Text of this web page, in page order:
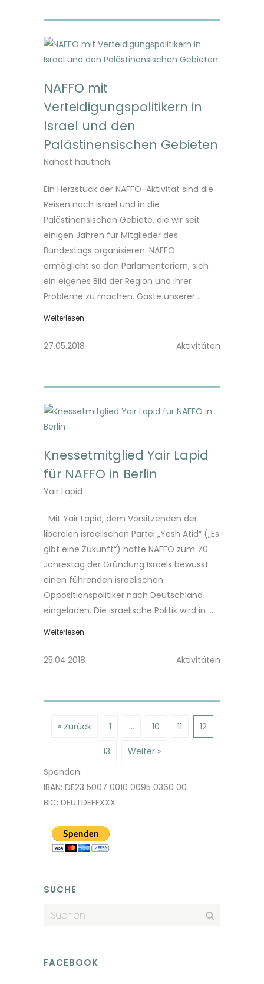
NAFFO mit
Verteidigungspolitikern in
Israel und den
Palästinensischen Gebieten
Nahost hautnah
Ein Herzstück der NAFFO-Aktivität sind die
Reisen nach Israel und in die
Palästinensischen Gebiete, die wir seit
einigen Jahren für Mitglieder des
Bundestags organisieren. NAFFO
ermöglicht so den Parlamentariern, sich
ein eigenes Bild der Region und ihrer
Probleme zu machen. Gäste unserer ...
Weiterlesen
27.05.2018 Aktivitäten
Knessetmitglied Yair Lapid
für NAFFO in Berlin
Yair Lapid
Mit Yair Lapid, dem Vorsitzenden der
liberalen israelischen Partei „Yesh Atid“ („Es
gibt eine Zukunft“) hatte NAFFO zum 70.
Jahrestag der Gründung Israels bewusst
einen führenden israelischen
Oppositionspolitiker nach Deutschland
eingeladen. Die israelische Politik wird in ...
Weiterlesen
25.04.2018 Aktivitäten
« Zurück 1 … 10 11 12
13
Weiter »
Spenden:
IBAN: DE23 5007 0010 0095 0360 00
BIC: DEUTDEFFXXX
SUCHE
FACEBOOK